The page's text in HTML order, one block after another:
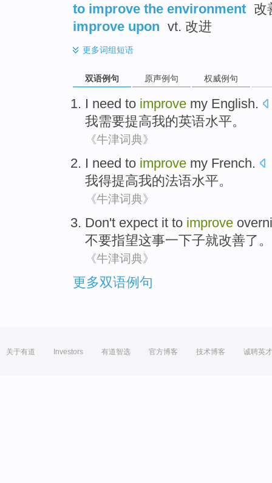
to improve the environment 改
improve upon vt. 改进
更多词组短语
双语例句 原声例句 权威例句
I need to improve my English.
我需要提高我的英语水平。
《牛津词典》
I need to improve my French.
我得提高我的法语水平。
《牛津词典》
Don't expect it to improve
不要指望这事一下子就改善了。
《牛津词典》
更多双语例句
关于有道 Investors 有道智选 官方博客 技术博客 诚聘英才